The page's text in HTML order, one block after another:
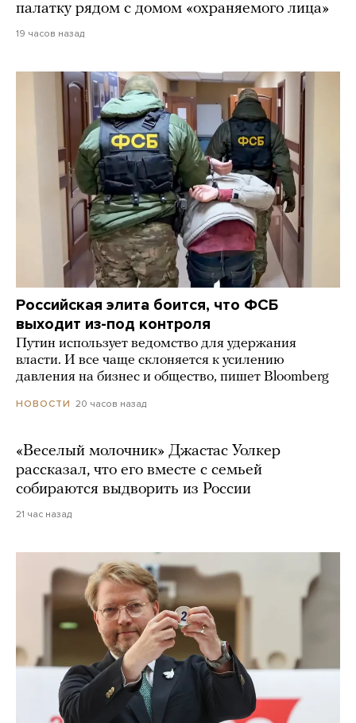
палатку рядом с домом «охраняемого лица»
19 часов назад
Российская элита боится, что ФСБ
выходит из-под контроля
Путин использует ведомство для удержания
власти. И все чаще склоняется к усилению
давления на бизнес и общество, пишет Bloomberg
НОВОСТИ 20 часов назад
«Веселый молочник» Джастас Уолкер
рассказал, что его вместе с семьей
собираются выдворить из России
21 час назад